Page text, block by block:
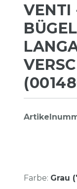
VENTI
Farbe: Grau